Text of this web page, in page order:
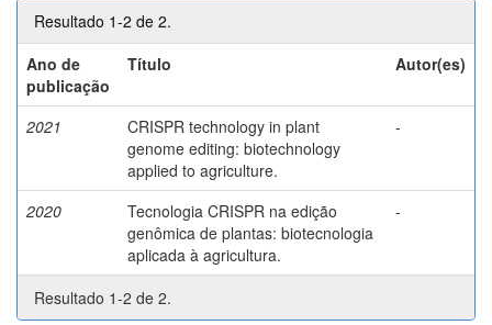
Resultado 1-2 de 2.
Ano de
publicação
Título Autor(es)
2021
CRISPR technology in plant
genome editing: biotechnology
applied to agriculture.
-
2020
Tecnologia CRISPR na edição
genômica de plantas: biotecnologia
aplicada à agricultura.
-
Resultado 1-2 de 2.